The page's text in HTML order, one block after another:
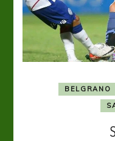
BELGRANO